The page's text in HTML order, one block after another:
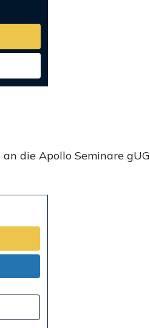
die Apollo Seminare gUG